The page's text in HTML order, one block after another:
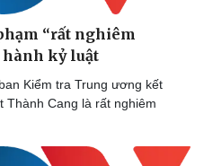
Nhà đẹp
Blog
Tình yêu - Gia đình
“rất nghiêm
hành kỷ luật
Kiểm tra Trung ương kết
Thành Cang là rất nghiêm